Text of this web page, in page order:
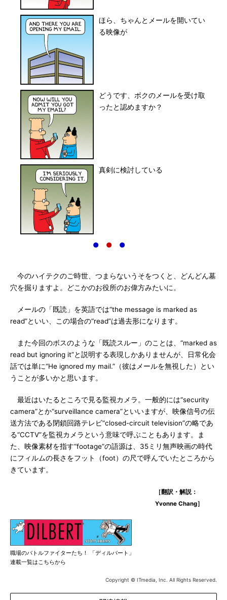
ほら、ちゃんとメールを開いてい
る映像が
どうです、ボクのメールを受け取
ったと認めますか？
真剣に検討している
● ● ●
今のハイテクのご時世、つまらないうそをつくと、どんどん墓
穴を掘りますよ。どこかのお役所のお偉方みたいに。
メールの「既読」を英語では“the message is marked as
read”といい、この場合の“read”は過去形になります。
また今回のボスのような「既読スルー」のことは、“marked as
read but ignoring it”と説明する表現しかありませんが、日常化会
話では単に“He ignored my mail.”（彼はメールを無視した）とい
うことが多いかと思います。
最近はいたるところで見る監視カメラ。一般的には“security
camera”とか“surveillance camera”といいますが、映像信号の伝
送方法である閉鎖回路テレビ“closed-circuit television”の略であ
る“CCTV”を監視カメラという意味で呼ぶこともあります。ま
た、映像素材を指す“footage”の語源は、35ミリ無声映画の時代
にフィルムの長さをフット（foot）の尺で呼んでいたところから
きています。
［翻訳・解説：
Yvonne Chang］
職場のバトルファイターたち！ 「ディルバート」
連載一覧はこちらから
Copyright © ITmedia, Inc. All Rights Reserved.